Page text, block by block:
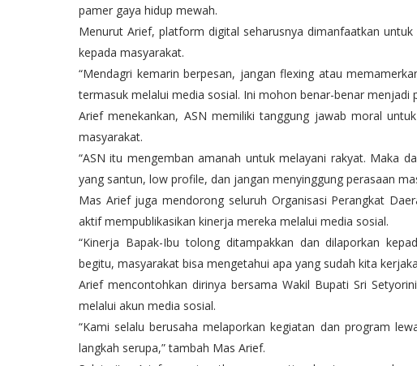
pamer gaya hidup mewah.
Menurut Arief, platform digital seharusnya dimanfaatkan
kepada masyarakat.
“Mendagri kemarin berpesan, jangan flexing atau
termasuk melalui media sosial. Ini mohon benar-benar menjadi
Arief menekankan, ASN memiliki tanggung jawab moral
masyarakat.
“ASN itu mengemban amanah untuk melayani rakyat. Maka
yang santun, low profile, dan jangan menyinggung perasaan
Mas Arief juga mendorong seluruh Organisasi Perangkat
aktif mempublikasikan kinerja mereka melalui media sosial.
“Kinerja Bapak-Ibu tolong ditampakkan dan dilaporkan
begitu, masyarakat bisa mengetahui apa yang sudah kita
Arief mencontohkan dirinya bersama Wakil Bupati Sri
melalui akun media sosial.
“Kami selalu berusaha melaporkan kegiatan dan program
langkah serupa,” tambah Mas Arief.